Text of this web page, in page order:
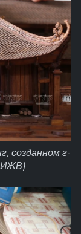
созданном г-
ИЖВ)